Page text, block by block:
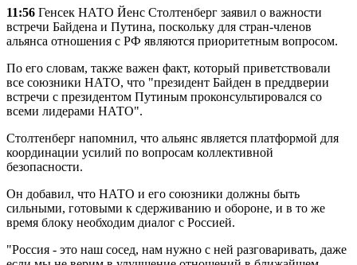
11:56 Генсек НАТО Йенс Столтенберг заявил о важности
встречи Байдена и Путина, поскольку для стран-членов
альянса отношения с РФ являются приоритетным вопросом.
По его словам, также важен факт, который приветствовали
все союзники НАТО, что "президент Байден в преддверии
встречи с президентом Путиным проконсультировался со
всеми лидерами НАТО".
Столтенберг напомнил, что альянс является платформой для
координации усилий по вопросам коллективной
безопасности.
Он добавил, что НАТО и его союзники должны быть
сильными, готовыми к сдерживанию и обороне, и в то же
время блоку необходим диалог с Россией.
"Россия - это наш сосед, нам нужно с ней разговаривать, даже